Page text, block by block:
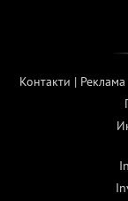
Контакти | Реклама